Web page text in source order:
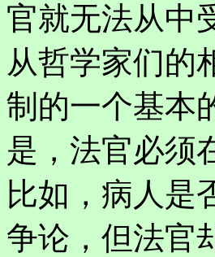
官就无法从中
从哲学家们的
制的一个基本
是，法官必须
比如，病人是
争论，但法官